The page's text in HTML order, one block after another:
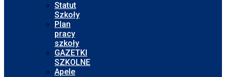
Statut
Szkoły
Plan
pracy
szkoły
GAZETKI
SZKOLNE
Apele